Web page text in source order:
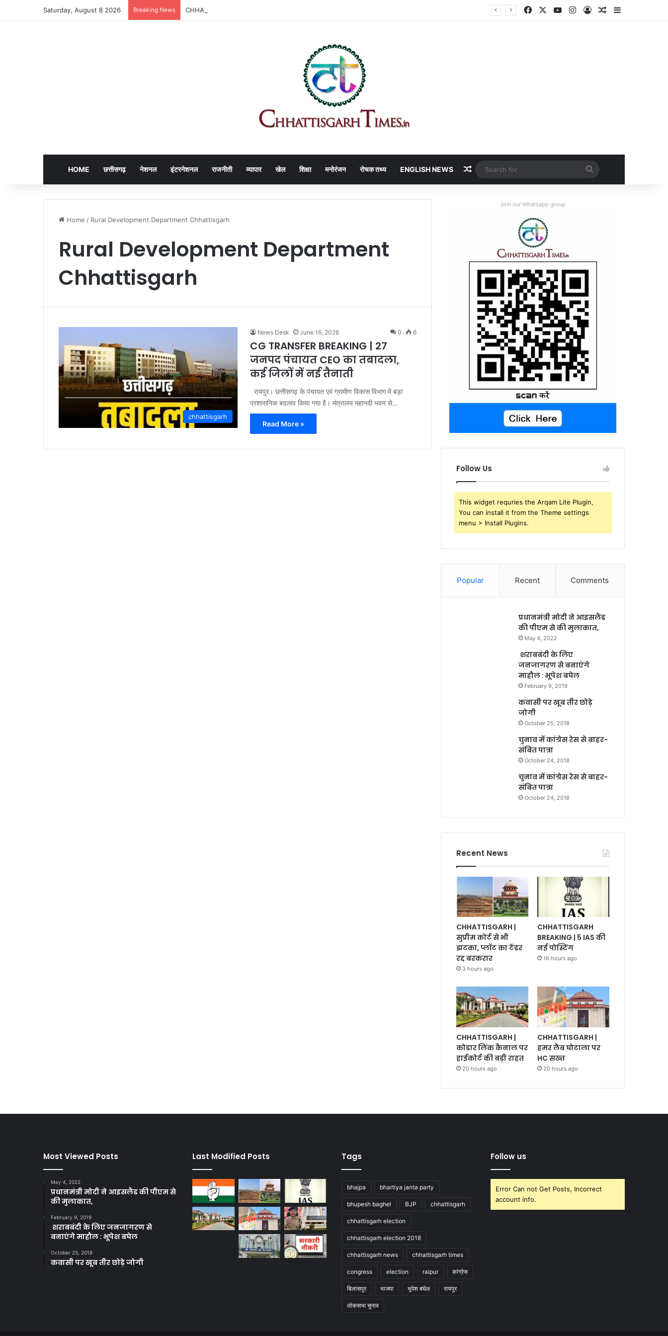
Saturday, August 8 2026 Breaking News CHHATTISGARH | सुप्रीम कोर्ट से भी झटका, प्लॉट का टेंडर रद्द बरकरार FacebookYouTubeInstagram
Log InRandom Article
Sidebar
HOME छत्तीसगढ़ नेशनल इंटरनेशनल राजनीती व्यापार खेल शिक्षा मनोरंजन रोचक तथ्य ENGLISH NEWS Random Article
for
Home / Rural Development Department Chhattisgarh
Rural Development Department
Chhattisgarh
chhattisgarh
News Desk June 16, 2026 0 6
CG TRANSFER BREAKING | 27
जनपद पंचायत CEO का तबादला,
कई जिलों में नई तैनाती
रायपुर। छत्तीसगढ़ के पंचायत एवं ग्रामीण विकास विभाग में बड़ा
प्रशासनिक बदलाव किया गया है। मंत्रालय महानदी भवन से…
Read More »
Join our Whatsapp group
Follow Us
This widget requries the Arqam Lite Plugin,
You can install it from the Theme settings
menu > Install Plugins.
Popular Recent Comments
प्रधानमंत्री मोदी ने आइसलैंड
की पीएम से की मुलाकात,
May 4, 2022
शराबबंदी के लिए
जनजागरण से बनाएंगे
माहौल : भूपेश बघेल
February 9, 2019
कवासी पर खूब तीर छोड़े
जोगी
October 25, 2018
चुनाव में कांग्रेस रेस से बाहर-
संबित पात्रा
October 24, 2018
चुनाव में कांग्रेस रेस से बाहर-
संबित पात्रा
October 24, 2018
Recent News
CHHATTISGARH |
सुप्रीम कोर्ट से भी
झटका, प्लॉट का टेंडर
रद्द बरकरार
3 hours ago
CHHATTISGARH
BREAKING | 5 IAS की
नई पोस्टिंग
16 hours ago
CHHATTISGARH |
कोडार लिंक कैनाल पर
हाईकोर्ट की बड़ी राहत
20 hours ago
CHHATTISGARH |
हमर लैब घोटाला पर
HC सख्त
20 hours ago
Most Viewed Posts
May 4, 2022
प्रधानमंत्री मोदी ने आइसलैंड की पीएम से
की मुलाकात,
February 9, 2019
शराबबंदी के लिए जनजागरण से
बनाएंगे माहौल : भूपेश बघेल
October 25, 2018
कवासी पर खूब तीर छोड़े जोगी
Last Modified Posts Tags
bhajpa bhartiya janta party
bhupesh baghel BJP chhattisgarh
chhattisgarh election
chhattisgarh election 2018
chhattisgarh news chhattisgarh times
congress election raipur कांग्रेस
बिलासपुर भाजपा भूपेश बघेल रायपुर
लोकसभा चुनाव
Follow us
Error Can not Get Posts, Incorrect
account info.